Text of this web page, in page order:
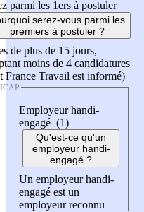
parmi les 1ers à postuler
serez-vous parmi les
premiers à postuler ?
de plus de 15 jours,
moins de 4 candidatures
France Travail est informé)
Employeur handi-
engagé (1)
Qu'est-ce qu'un
employeur handi-
engagé ?
Un employeur handi-
engagé est un
employeur reconnu